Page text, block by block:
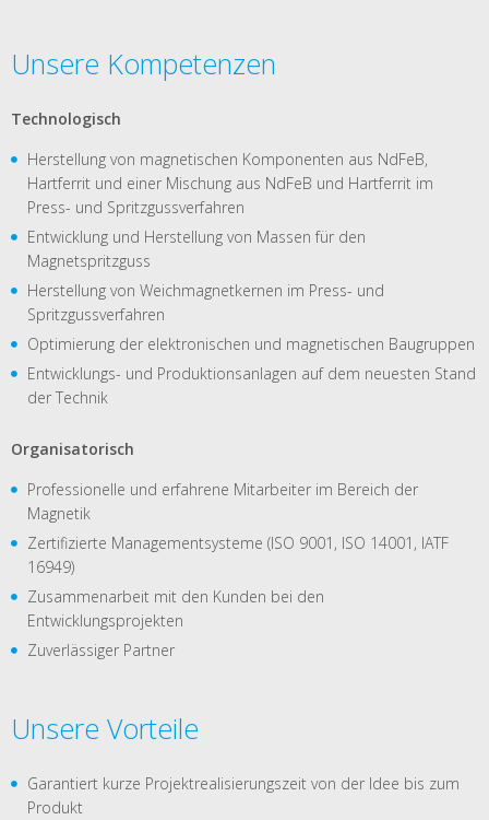
Unsere Kompetenzen
Technologisch
Herstellung von magnetischen Komponenten aus NdFeB,
Hartferrit und einer Mischung aus NdFeB und Hartferrit im
Press- und Spritzgussverfahren
Entwicklung und Herstellung von Massen für den
Magnetspritzguss
Herstellung von Weichmagnetkernen im Press- und
Spritzgussverfahren
Optimierung der elektronischen und magnetischen Baugruppen
Entwicklungs- und Produktionsanlagen auf dem neuesten Stand
der Technik
Organisatorisch
Professionelle und erfahrene Mitarbeiter im Bereich der
Magnetik
Zertifizierte Managementsysteme (ISO 9001, ISO 14001, IATF
16949)
Zusammenarbeit mit den Kunden bei den
Entwicklungsprojekten
Zuverlässiger Partner
Unsere Vorteile
Garantiert kurze Projektrealisierungszeit von der Idee bis zum
Produkt